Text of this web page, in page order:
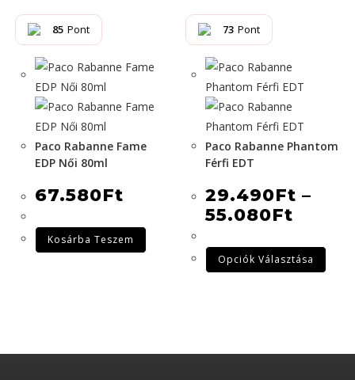
85 Pont
Paco Rabanne Fame
EDP Női 80ml
67.580Ft
Kosárba Teszem
73 Pont
Paco Rabanne Phantom
Férfi EDT
29.490Ft –
55.080Ft
Opciók Választása